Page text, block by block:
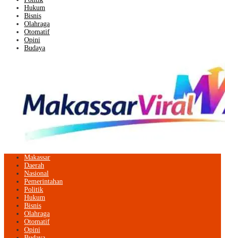
Hukum
Bisnis
Olahraga
Otomatif
Opini
Budaya
Makassar
Daerah
Nasional
Pemerintahan
Politik
Hukum
Bisnis
Olahraga
Otomatif
Opini